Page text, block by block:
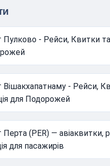
Пулково - Рейси, Квитки
Вішакхапатнаму - Рейси,
для Подорожей
Перта (PER) — авіаквитки,
для пасажирів